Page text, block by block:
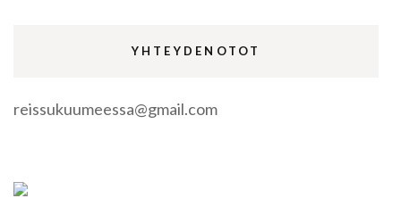
YHTEYDENOTOT
reissukuumeessa@gmail.com